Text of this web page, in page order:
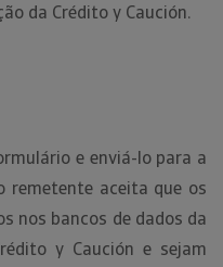
da Crédito y Caución.
e enviá-lo para a
remetente aceita que os
nos bancos de dados da
y Caución e sejam